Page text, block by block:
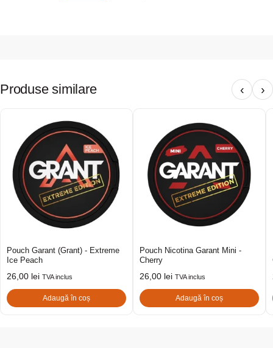
Produse similare ‹ ›
Pouch Garant (Grant) - Extreme
Ice Peach
26,00 lei TVA inclus
Adaugă în coș
Pouch Nicotina Garant Mini -
Cherry
26,00 lei TVA inclus
Adaugă în coș